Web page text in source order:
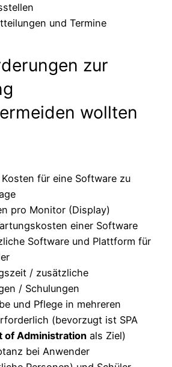
und Termine
zur
wollten
für eine Software zu
pro Monitor (Display)
einer Software
Software und Plattform für
/ zusätzliche
/ Schulungen
und Pflege in mehreren
(bevorzugt ist SPA
of Administration als Ziel)
bei Anwender